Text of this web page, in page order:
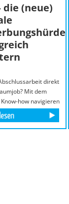
die (neue)
direkt
Mit dem
how navigieren